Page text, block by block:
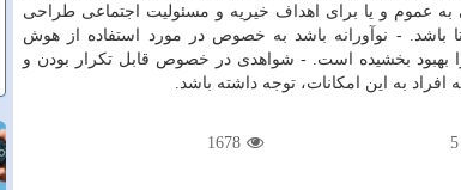
عموم و یا برای اهداف خیریه و مسئولیت اجتماعی طراحی
- نوآورانه باشد به خصوص در مورد استفاده از هوش
بخشیده است. - شواهدی در خصوص قابل تکرار بودن و
به این امکانات، توجه داشته باشد.
5
1678